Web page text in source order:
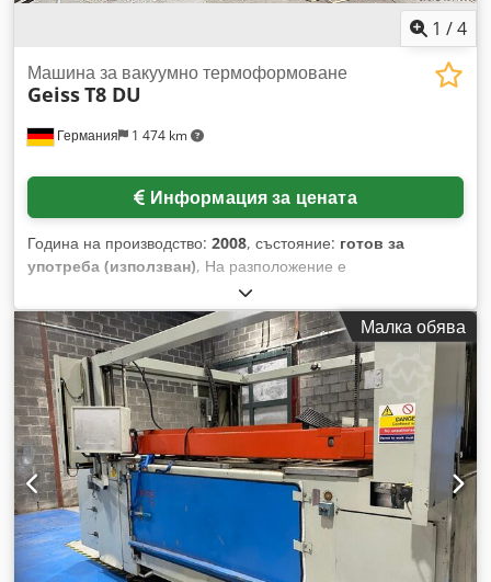
1 /4
Германия 1 474 km
Машина за вакуумно термоформоване
GeissT8 DU
Информация за цената
Година на производство: 2008, състояние: готов за
употреба (използван), На разположение е
голямоформатна вакуумна термоформовъчна машина
Geiss. Минимален размер на изрязване на плочи: 1100
мм/1300 мм, максимален размер на изрязване на плочи:
2100 мм/1800 мм, максимална дълбочина на формоване:
620 мм. Допълнителен размер на плочата 1: мин.: 850
мм/750 мм, макс.: 1850 мм/1250 мм. Допълнителен размер
на плочата 2: мин.: 1050 мм/800 мм, макс.: 2050 мм/1300
мм. Включва отделна машина за подаване с пневматична
система за разделяне на плочите, автоматичен
подравнител за изрязаните плочи по дължина и ширина,
пневматичен плъзгач за изваждане на формованите части
от подавателното устройство, напълно автоматична
централна система за смазване на машината за подаване,
Малка обява